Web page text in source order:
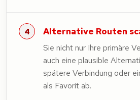
Alternative Routen
Sie nicht nur Ihre primäre
auch eine plausible
spätere Verbindung oder
als Favorit ab.